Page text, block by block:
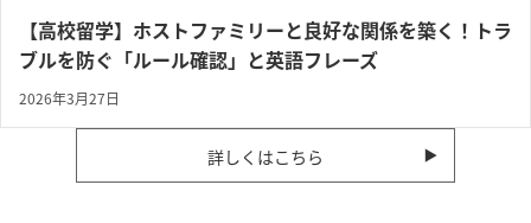
【高校留学】ホストファミリーと良好な関係を築く！トラ
ブルを防ぐ「ルール確認」と英語フレーズ
2026年3月27日
詳しくはこちら